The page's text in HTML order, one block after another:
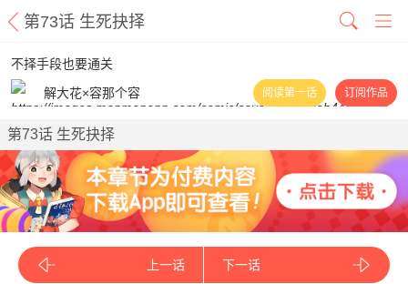
第73话 生死抉择
不择手段也要通关
解大花×容那个容
阅读第一话 订阅作品
第73话 生死抉择
上一话 下一话